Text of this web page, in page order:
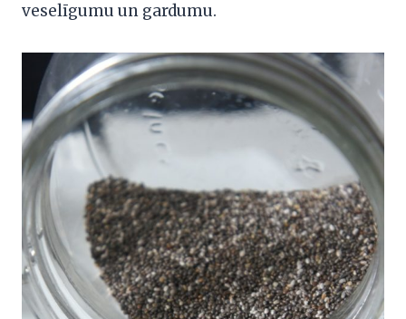
veselīgumu un gardumu.